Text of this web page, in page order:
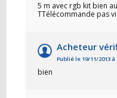
5 m avec rgb kit bien
TTélécommande pas
Acheteur
Publié le 19/11/2013 à
bien